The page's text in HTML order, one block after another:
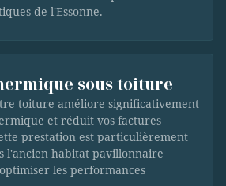
de l'Essonne.
sous toiture
toiture améliore significativement
et réduit vos factures
prestation est particulièrement
l'ancien habitat pavillonnaire
les performances